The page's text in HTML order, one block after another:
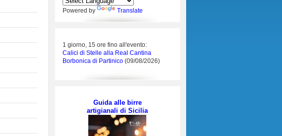
Powered by Translate
1 giorno, 15 ore fino all'evento:
Calici di Stelle alla Real Cantina
Borbonica di Partinico (09/08/2026)
Guida alle birre
artigianali di Sicilia